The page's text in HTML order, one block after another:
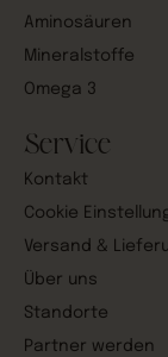
Aminosäuren
Mineralstoffe
Omega 3
Service
Kontakt
Cookie
Versand &
Über uns
Standorte
Partner werden